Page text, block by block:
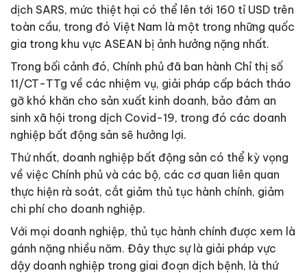
dịch SARS, mức thiệt hại có thể lên tới 160 tỉ USD trên
toàn cầu, trong đó Việt Nam là một trong những quốc
gia trong khu vực ASEAN bị ảnh hưởng nặng nhất.
Trong bối cảnh đó, Chính phủ đã ban hành Chỉ thị số
11/CT-TTg về các nhiệm vụ, giải pháp cấp bách tháo
gỡ khó khăn cho sản xuất kinh doanh, bảo đảm an
sinh xã hội trong dịch Covid-19, trong đó các doanh
nghiệp bất động sản sẽ hưởng lợi.
Thứ nhất, doanh nghiệp bất động sản có thể kỳ vọng
về việc Chính phủ và các bộ, các cơ quan liên quan
thực hiện rà soát, cắt giảm thủ tục hành chính, giảm
chi phí cho doanh nghiệp.
Với mọi doanh nghiệp, thủ tục hành chính được xem là
gánh nặng nhiều năm. Đây thực sự là giải pháp vực
dậy doanh nghiệp trong giai đoạn dịch bệnh, là thứ